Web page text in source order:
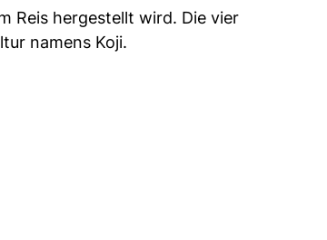
Reis hergestellt wird. Die vier
namens Koji.